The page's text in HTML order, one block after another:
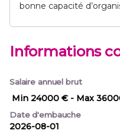
bonne capacité
Informations
Salaire annuel brut
Min 24000 € - Max
Date d'embauche
2026-08-01